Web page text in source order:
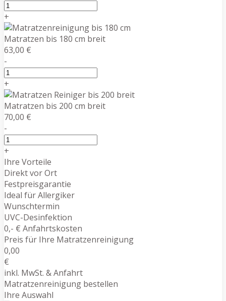
+
Matratzen bis 180 cm breit
63,00 €
-
+
Matratzen bis 200 cm breit
70,00 €
-
+
Ihre Vorteile
Direkt vor Ort
Festpreisgarantie
Ideal für Allergiker
Wunschtermin
UVC-Desinfektion
0,- € Anfahrtskosten
Preis für Ihre Matratzenreinigung
0,00
€
inkl. MwSt. & Anfahrt
Matratzenreinigung bestellen
Ihre Auswahl